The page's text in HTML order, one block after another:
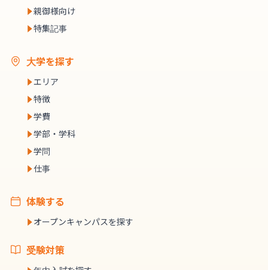
親御様向け
特集記事
大学を探す
エリア
特徴
学費
学部・学科
学問
仕事
体験する
オープンキャンパスを探す
受験対策